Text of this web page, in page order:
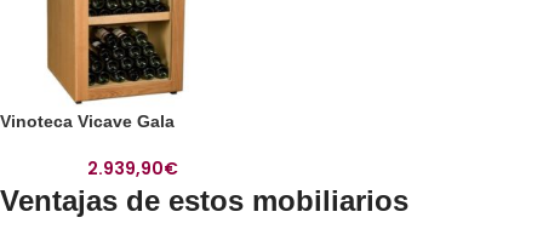
Vinoteca Vicave Gala
2.939,90€
Ventajas de estos mobiliarios